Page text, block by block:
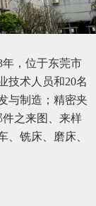
年，位于东莞市
技术人员和20名
与制造；精密夹
之来图、来样
、铣床、磨床、